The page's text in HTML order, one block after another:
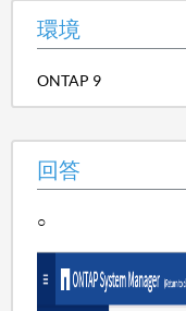
環境
ONTAP 9
回答
○